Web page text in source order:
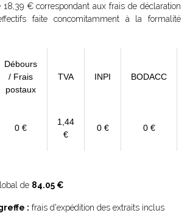
€ correspondant aux frais de déclaration
faite concomitamment à la formalité
Débours
/ Frais
postaux
TVA INPI BODACC
0 €
1,44
€
0 € 0 €
de 84.05 €
: frais d'expédition des extraits inclus